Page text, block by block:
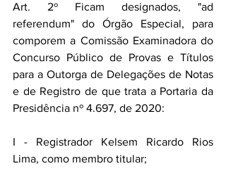
Art. 2º Ficam designados, "ad
referendum" do Órgão Especial, para
comporem a Comissão Examinadora do
Concurso Público de Provas e Títulos
para a Outorga de Delegações de Notas
e de Registro de que trata a Portaria da
Presidência nº 4.697, de 2020:
I - Registrador Kelsem Ricardo Rios
Lima, como membro titular;